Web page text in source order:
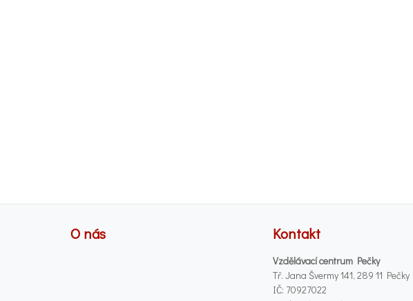
O nás Kontakt
Vzdělávací centrum Pečky
Tř. Jana Švermy 141, 289 11 Pečky
IČ: 70927022